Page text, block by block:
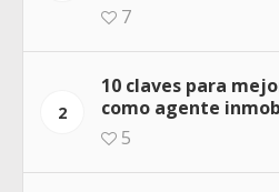
7
2
10 claves para
como agente
5